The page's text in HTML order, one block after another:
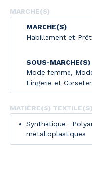
MARCHE(S)
MARCHE(S)
Habillement et
SOUS-MARCHE(S)
Mode femme,
Lingerie et
MATIÈRE(S) TEXTILE(S)
Synthétique :
métalloplastiques